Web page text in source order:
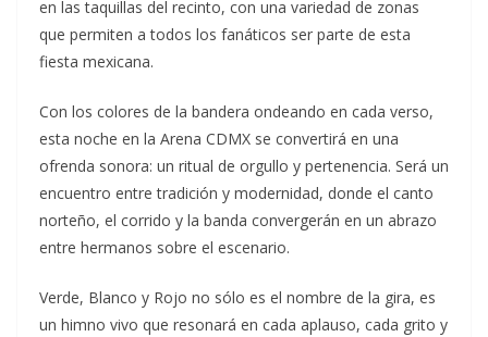
en las taquillas del recinto, con una variedad de zonas
que permiten a todos los fanáticos ser parte de esta
fiesta mexicana.
Con los colores de la bandera ondeando en cada verso,
esta noche en la Arena CDMX se convertirá en una
ofrenda sonora: un ritual de orgullo y pertenencia. Será un
encuentro entre tradición y modernidad, donde el canto
norteño, el corrido y la banda convergerán en un abrazo
entre hermanos sobre el escenario.
Verde, Blanco y Rojo no sólo es el nombre de la gira, es
un himno vivo que resonará en cada aplauso, cada grito y